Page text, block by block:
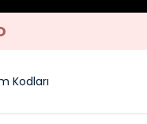
Kodları